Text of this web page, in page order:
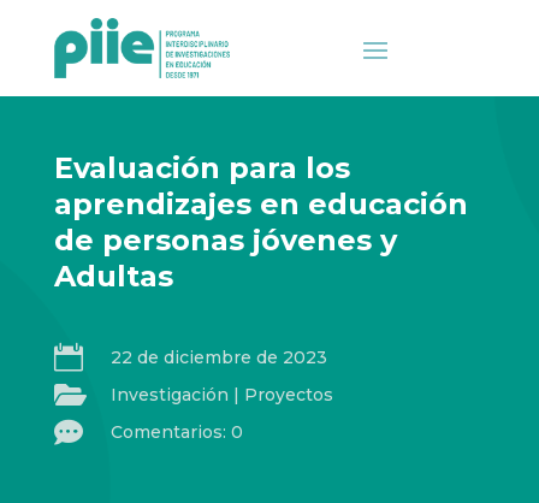
Evaluación para los
aprendizajes en educación
de personas jóvenes y
Adultas
 22 de diciembre de 2023
 Investigación | Proyectos
 Comentarios: 0